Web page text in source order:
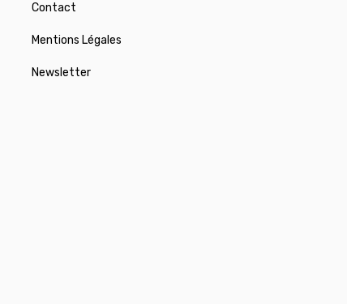
Contact
Mentions Légales
Newsletter